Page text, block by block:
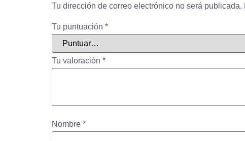
Tu dirección de correo electrónico no será publicada.
Tu puntuación *
Tu valoración *
Nombre *